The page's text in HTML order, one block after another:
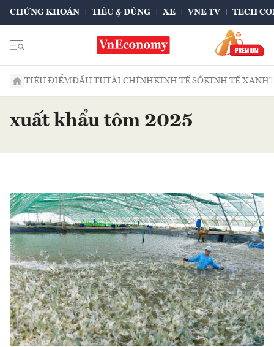
CHỨNG KHOÁN TIÊU & DÙNG XE VNE TV TECH
TIÊU ĐIỂMĐẦU TƯTÀI CHÍNHKINH TẾ SỐKINH TẾ XANH
xuất khẩu tôm 2025